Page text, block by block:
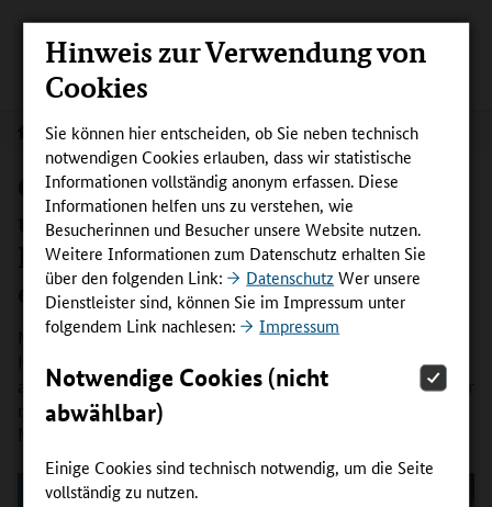
Hinweis zur Verwendung von
Cookies
Sie können hier entscheiden, ob Sie neben technisch
notwendigen Cookies erlauben, dass wir statistische
Informationen vollständig anonym erfassen. Diese
Informationen helfen uns zu verstehen, wie
Besucherinnen und Besucher unsere Website nutzen.
Weitere Informationen zum Datenschutz erhalten Sie
über den folgenden Link:
Datenschutz Wer unsere
Dienstleister sind, können Sie im Impressum unter
folgendem Link nachlesen:
Impressum
Notwendige Cookies (nicht
abwählbar)
Einige Cookies sind technisch notwendig, um die Seite
vollständig zu nutzen.
Aktuelles
Groß gedacht und nachhaltig
umgesetzt mit InnoVET: KI-
Bildungsangebote erfolgreich
etabliert
Mehrere Hundert Auszubildende und Fachkräfte haben die
Kurse zu Künstliche Intelligenz und Maschinellem Lernen
aus dem InnoVET-Projekt KI B³ bereits durchlaufen. Immer
mehr Kammern wollen einsteigen und die frei verfügbaren